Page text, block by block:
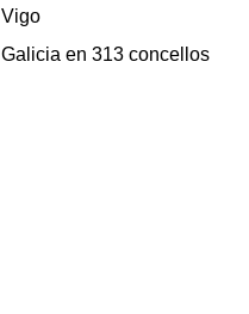
Vigo
Galicia en 313 concellos